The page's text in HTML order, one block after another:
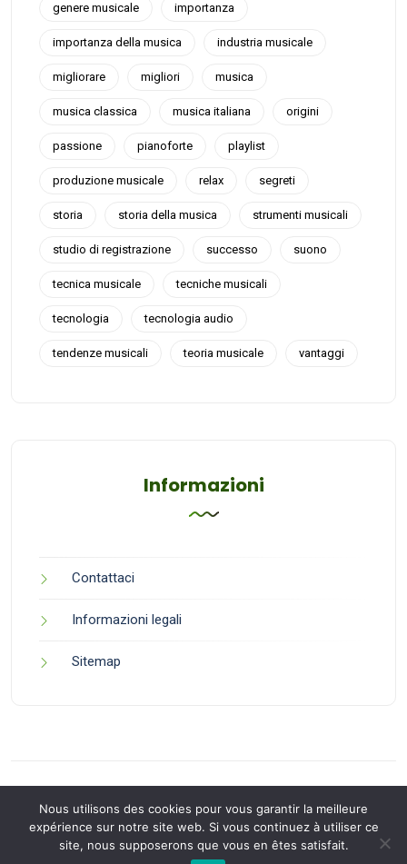
genere musicale importanza
importanza della musica industria musicale
migliorare migliori musica
musica classica musica italiana origini
passione pianoforte playlist
produzione musicale relax segreti
storia storia della musica strumenti musicali
studio di registrazione successo suono
tecnica musicale tecniche musicali
tecnologia tecnologia audio
tendenze musicali teoria musicale vantaggi
Informazioni
Contattaci
Informazioni legali
Sitemap
Back to Top
Nous utilisons des cookies pour vous garantir la meilleure
expérience sur notre site web. Si vous continuez à utiliser ce
site, nous supposerons que vous en êtes satisfait.